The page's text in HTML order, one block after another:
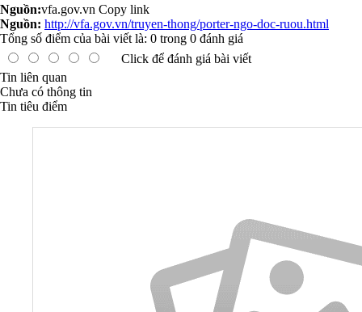
Nguồn:vfa.gov.vn Copy link
Nguồn: http://vfa.gov.vn/truyen-thong/porter-ngo-doc-ruou.html
Tổng số điểm của bài viết là: 0 trong 0 đánh giá
Click để đánh giá bài viết
Tin liên quan
Chưa có thông tin
Tin tiêu điểm